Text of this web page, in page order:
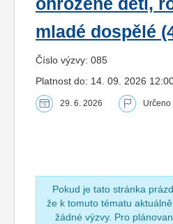
ohrožené děti,
mladé dospělé
Číslo výzvy: 085
Platnost do: 14. 09. 2026
29. 6. 2026 Určeno
Pokud je tato stránka
že k tomuto tématu
žádné výzvy. Pro